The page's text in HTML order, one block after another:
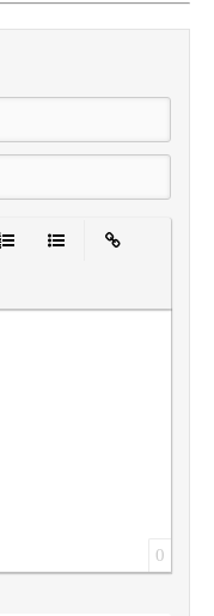
текста
спойлера
0